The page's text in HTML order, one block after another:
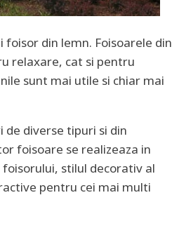
din lemn. Foisoarele din
relaxare, cat si pentru
sunt mai utile si chiar mai
diverse tipuri si din
foisoare se realizeaza in
stilul decorativ al
pentru cei mai multi